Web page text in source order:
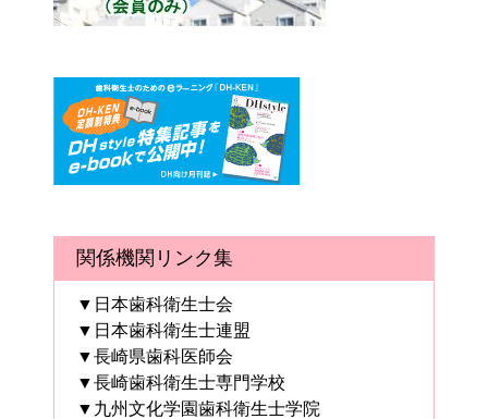
関係機関リンク集
▼日本歯科衛生士会
▼日本歯科衛生士連盟
▼長崎県歯科医師会
▼長崎歯科衛生士専門学校
▼九州文化学園歯科衛生士学院